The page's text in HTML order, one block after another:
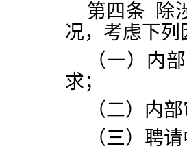
第四条
除
况，考虑下列
（一）内
求；
（二）内
（三）聘